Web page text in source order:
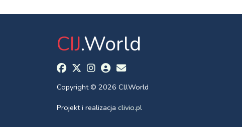
CIJ.World
Copyright © 2026 CIJ.World
Projekt i realizacja clivio.pl